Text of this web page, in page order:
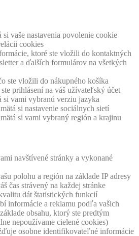
si vaše nastavenia povolenie cookie
cookies
ktoré ste vložili do kontaktných
a ďalších formulárov na všetkých
ste vložili do nákupného košíka
prihlásení na váš užívateľský účet
si vami vybranú verziu jazyka
si nastavenie sociálnych sietí
si vami vybraný región a krajinu
navštívené stránky a vykonané
polohu a región na základe IP adresy
čas strávený na každej stránke
dát štatistických funkcií
informácie a reklamu podľa vašich
obsahu, ktorý ste predtým
nepoužívame cielené cookies)
osobne identifikovateľné informácie